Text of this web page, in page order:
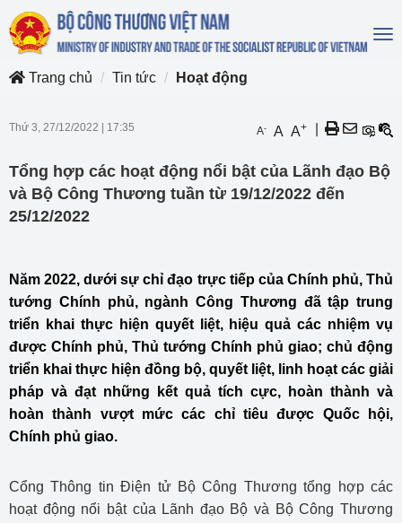
Trang chủ
Tin tức Hoạt động
Thứ 3, 27/12/2022 17:35 A- A A+
Tổng hợp các hoạt động nổi bật của Lãnh đạo Bộ
và Bộ Công Thương tuần từ 19/12/2022 đến
25/12/2022
Năm 2022, dưới sự chỉ đạo trực tiếp của Chính phủ, Thủ
tướng Chính phủ, ngành Công Thương đã tập trung
triển khai thực hiện quyết liệt, hiệu quả các nhiệm vụ
được Chính phủ, Thủ tướng Chính phủ giao; chủ động
triển khai thực hiện đồng bộ, quyết liệt, linh hoạt các giải
pháp và đạt những kết quả tích cực, hoàn thành và
hoàn thành vượt mức các chỉ tiêu được Quốc hội,
Chính phủ giao.
Cổng Thông tin Điện tử Bộ Công Thương tổng hợp các
hoạt động nổi bật của Lãnh đạo Bộ và Bộ Công Thương